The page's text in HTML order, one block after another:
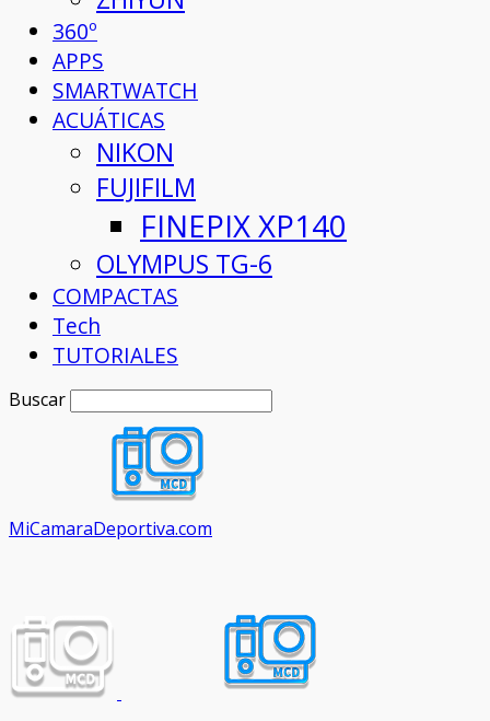
360º
APPS
SMARTWATCH
ACUÁTICAS
NIKON
FUJIFILM
FINEPIX XP140
OLYMPUS TG-6
COMPACTAS
Tech
TUTORIALES
Buscar
MiCamaraDeportiva.com